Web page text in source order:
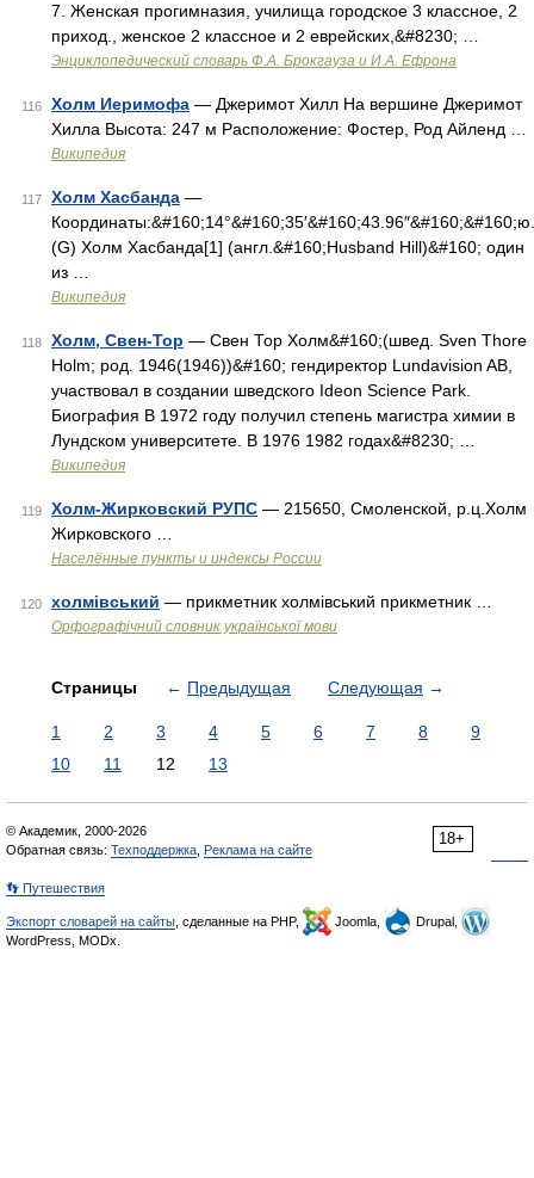
7. Женская прогимназия, училища городское 3 классное, 2
приход., женское 2 классное и 2 еврейских,&#8230; …
Энциклопедический словарь Ф.А. Брокгауза и И.А. Ефрона
116 Холм Иеримофа — Джеримот Хилл На вершине Джеримот
Хилла Высота: 247 м Расположение: Фостер, Род Айленд …
Википедия
117 Холм Хасбанда —
(G) Холм Хасбанда[1] (англ.&#160;Husband Hill)&#160; один
из …
Википедия
118 Холм, Свен-Тор — Свен Тор Холм&#160;(швед. Sven Thore
Holm; род. 1946(1946))&#160; гендиректор Lundavision AB,
участвовал в создании шведского Ideon Science Park.
Биография В 1972 году получил степень магистра химии в
Лундском университете. В 1976 1982 годах&#8230; …
Википедия
119 Холм-Жирковский РУПС — 215650, Смоленской, р.ц.Холм
Жирковского …
Населённые пункты и индексы России
120 холмівський — прикметник холмівський прикметник …
Орфографічний словник української мови
Страницы ← Предыдущая Следующая →
1 2 3 4 5 6 7 8
9
10
11 12 13
18+
© Академик, 2000-2026
Обратная связь: Техподдержка Реклама на сайте
👣 Путешествия
Экспорт словарей на сайты , сделанные на PHP, Joomla,
Drupal,
WordPress, MODx.